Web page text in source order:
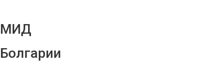
МИД
Болгарии